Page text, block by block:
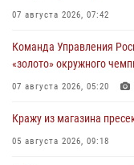
07 августа 2026, 07:42
Команда Управления
«золото» окружного
07 августа 2026, 05:20
Кражу из магазина
05 августа 2026, 09:18